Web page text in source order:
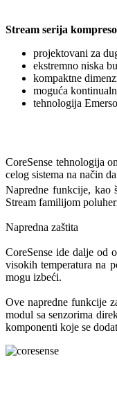
Stream serija
projektovani za
ekstremno niska
kompaktne
moguća
tehnologija
CoreSense tehnologija
celog sistema na način
Napredne funkcije, kao
Stream familijom
Napredna zaštita
CoreSense ide dalje od
visokih temperatura na
mogu izbeći.
Ove napredne funkcije
modul sa senzorima
komponenti koje se